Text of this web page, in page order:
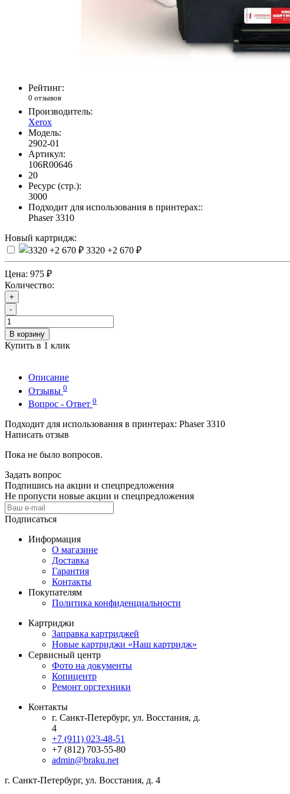
Рейтинг:
0 отзывов
Производитель:
Xerox
Модель:
2902-01
Артикул:
106R00646
20
Ресурс (стр.):
3000
Подходит для использования в принтерах::
Phaser 3310
Новый картридж:
3320 +2 670 ₽
Цена: 975 ₽
Количество:
+
-
В корзину
Купить в 1 клик
Описание
Отзывы 0
Вопрос - Ответ 0
Подходит для использования в принтерах: Phaser 3310
Написать отзыв
Пока не было вопросов.
Задать вопрос
Подпишись на акции и спецпредложения
Не пропусти новые акции и спецпредложения
Подписаться
Информация
О магазине
Доставка
Гарантия
Контакты
Покупателям
Политика конфиденциальности
Картриджи
Заправка картриджей
Новые картриджи «Наш картридж»
Сервисный центр
Фото на документы
Копицентр
Ремонт оргтехники
Контакты
г. Санкт-Петербург, ул. Восстания, д.
4
+7 (911) 023-48-51
+7 (812) 703-55-80
admin@braku.net
г. Санкт-Петербург, ул. Восстания, д. 4